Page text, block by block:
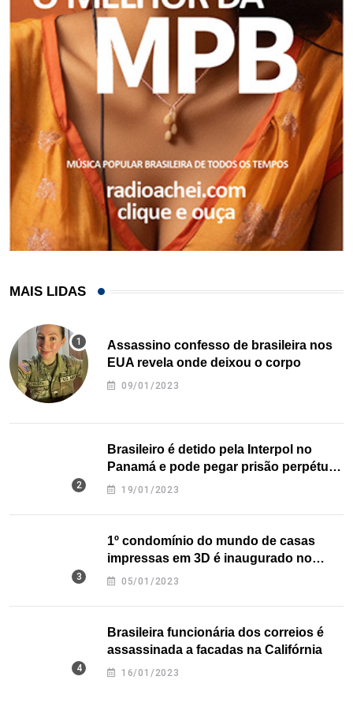
MAIS LIDAS
Assassino confesso de brasileira nos
EUA revela onde deixou o corpo
09/01/2023
Brasileiro é detido pela Interpol no
Panamá e pode pegar prisão perpétua
nos EUA
19/01/2023
1º condomínio do mundo de casas
impressas em 3D é inaugurado no
Texas
05/01/2023
Brasileira funcionária dos correios é
assassinada a facadas na Califórnia
16/01/2023